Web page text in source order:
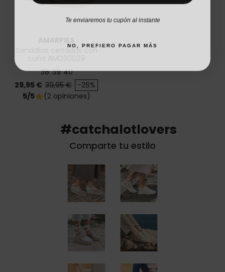
Sandalias cerradas con
38 39 40
Precio
29,95 € Precio base
39,95 € -26%
5/5star (2 opiniones)
#catchalotlovers
Comparte tu estilo
Te enviaremos tu cupón al instante
NO, PREFIERO PAGAR MÁS